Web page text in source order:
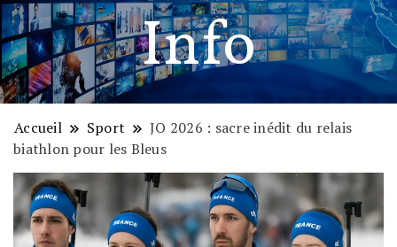
Info
Accueil Sport
JO 2026 : sacre inédit du relais
biathlon pour les Bleus